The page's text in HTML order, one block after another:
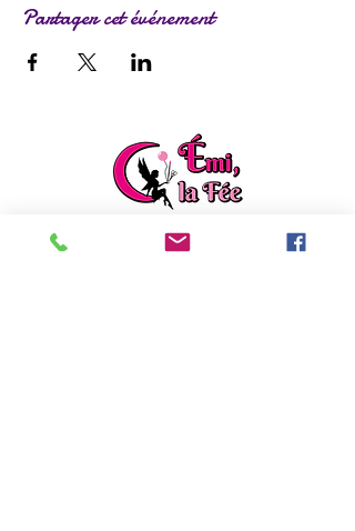
Partager cet événement
ladylafee.emilie@gmail.com
Grandchamp des Fontaines (44)